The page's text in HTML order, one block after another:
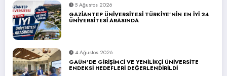
5 Ağustos 2026
GAZİANTEP ÜNİVERSİTESİ TÜRKİYE’NİN EN İYİ 24
ÜNİVERSİTESİ ARASINDA
4 Ağustos 2026
GAÜN’DE GİRİŞİMCİ VE YENİLİKÇİ ÜNİVERSİTE
ENDEKSİ HEDEFLERİ DEĞERLENDİRİLDİ